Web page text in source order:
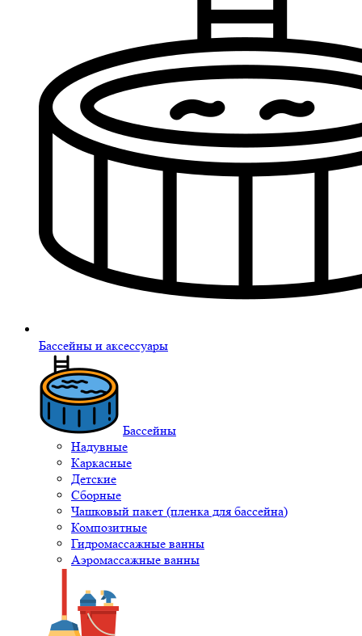
Бассейны и аксессуары
Бассейны
Надувные
Каркасные
Детские
Сборные
Чашковый пакет (пленка для бассейна)
Композитные
Гидромассажные ванны
Аэромассажные ванны